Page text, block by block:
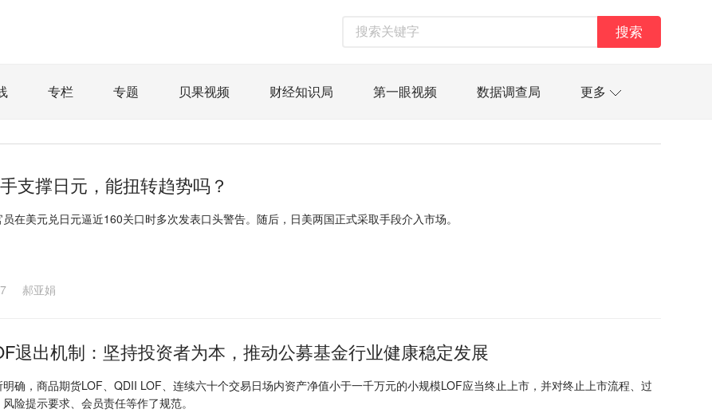
搜索
专栏 专题 贝果视频 财经知识局 第一眼视频 数据调查局 更多
荀瓜问道 商学院 报纸视频 企业面面观 太空星愿航天资讯
经济史话
选 宏观经济 事件 要闻
文娱 体育 消费 银行 理财 资本市场 资管 信托交易
支撑日元，能扭转趋势吗？
员在美元兑日元逼近160关口时多次发表口头警告。随后，日美两国正式采取手段介入市场。
郝亚娟
退出机制：坚持投资者为本，推动公募基金行业健康稳定发展
确，商品期货LOF、QDII LOF、连续六十个交易日场内资产净值小于一千万元的小规模LOF应当终止上市，并对终止上市流程、过
险提示要求、会员责任等作了规范。